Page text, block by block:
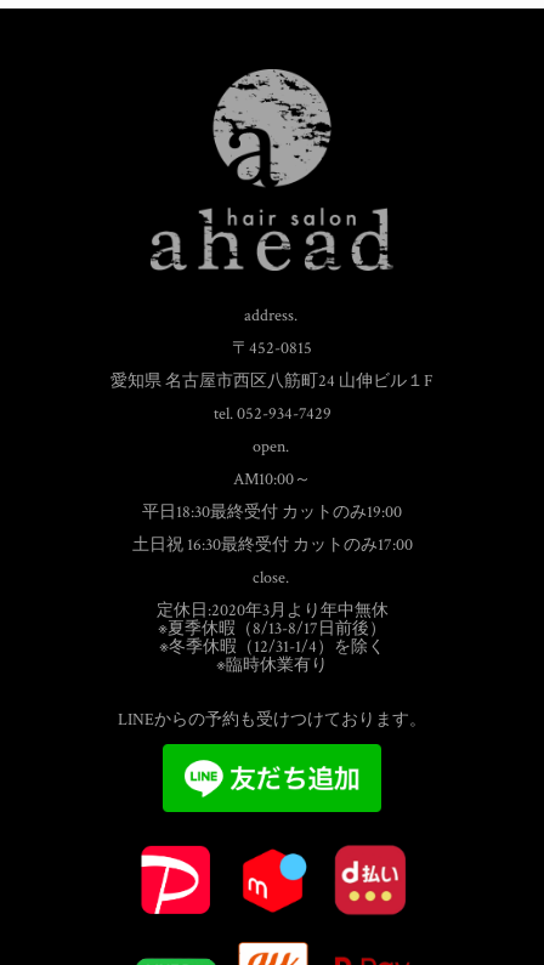
address.
〒452-0815
愛知県 名古屋市西区八筋町24 山伸ビル１F
tel. 052-934-7429
open.
AM10:00～
平日18:30最終受付 カットのみ19:00
土日祝 16:30最終受付 カットのみ17:00
close.
定休日:2020年3月より年中無休
※夏季休暇（8/13-8/17日前後）
※冬季休暇（12/31-1/4）を除く
※臨時休業有り
LINEからの予約も受けつけております。